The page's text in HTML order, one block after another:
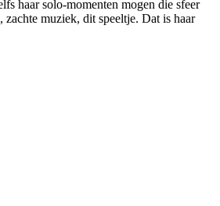
haar solo-momenten mogen die sfeer
zachte muziek, dit speeltje. Dat is haar